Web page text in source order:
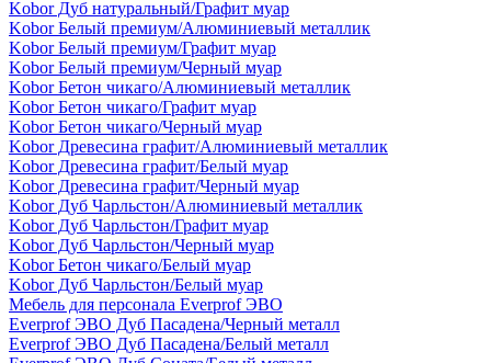
Kobor Дуб натуральный/Графит муар
Kobor Белый премиум/Алюминиевый металлик
Kobor Белый премиум/Графит муар
Kobor Белый премиум/Черный муар
Kobor Бетон чикаго/Алюминиевый металлик
Kobor Бетон чикаго/Графит муар
Kobor Бетон чикаго/Черный муар
Kobor Древесина графит/Алюминиевый металлик
Kobor Древесина графит/Белый муар
Kobor Древесина графит/Черный муар
Kobor Дуб Чарльстон/Алюминиевый металлик
Kobor Дуб Чарльстон/Графит муар
Kobor Дуб Чарльстон/Черный муар
Kobor Бетон чикаго/Белый муар
Kobor Дуб Чарльстон/Белый муар
Мебель для персонала Everprof ЭВО
Everprof ЭВО Дуб Пасадена/Черный металл
Everprof ЭВО Дуб Пасадена/Белый металл